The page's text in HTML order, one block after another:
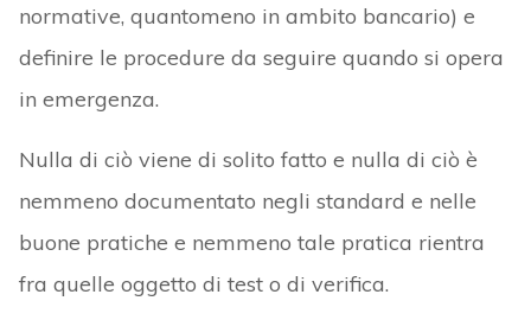
normative, quantomeno in ambito bancario) e
definire le procedure da seguire quando si opera
in emergenza.
Nulla di ciò viene di solito fatto e nulla di ciò è
nemmeno documentato negli standard e nelle
buone pratiche e nemmeno tale pratica rientra
fra quelle oggetto di test o di verifica.